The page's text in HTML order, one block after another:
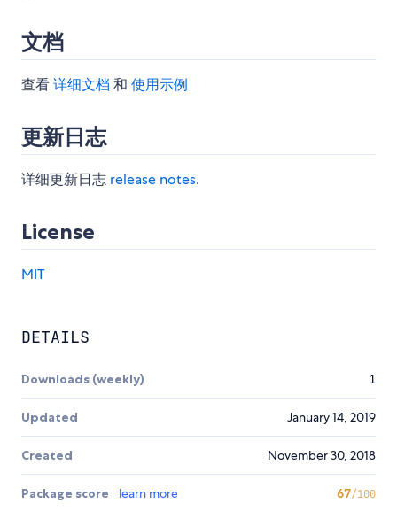
文档
查看详细文档 和 使用示例
更新日志
详细更新日志 release notes.
License
MIT
DETAILS
Downloads (weekly) 1
Updated January 14, 2019
Created November 30, 2018
Package score learn more 67/100